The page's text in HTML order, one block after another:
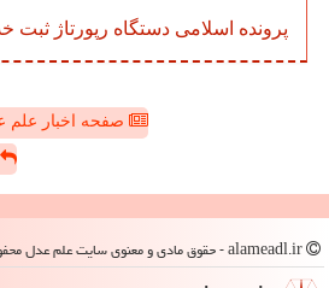
پرونده اسلامی دستگاه رپورتاژ ثبت
صفحه اخبار علم